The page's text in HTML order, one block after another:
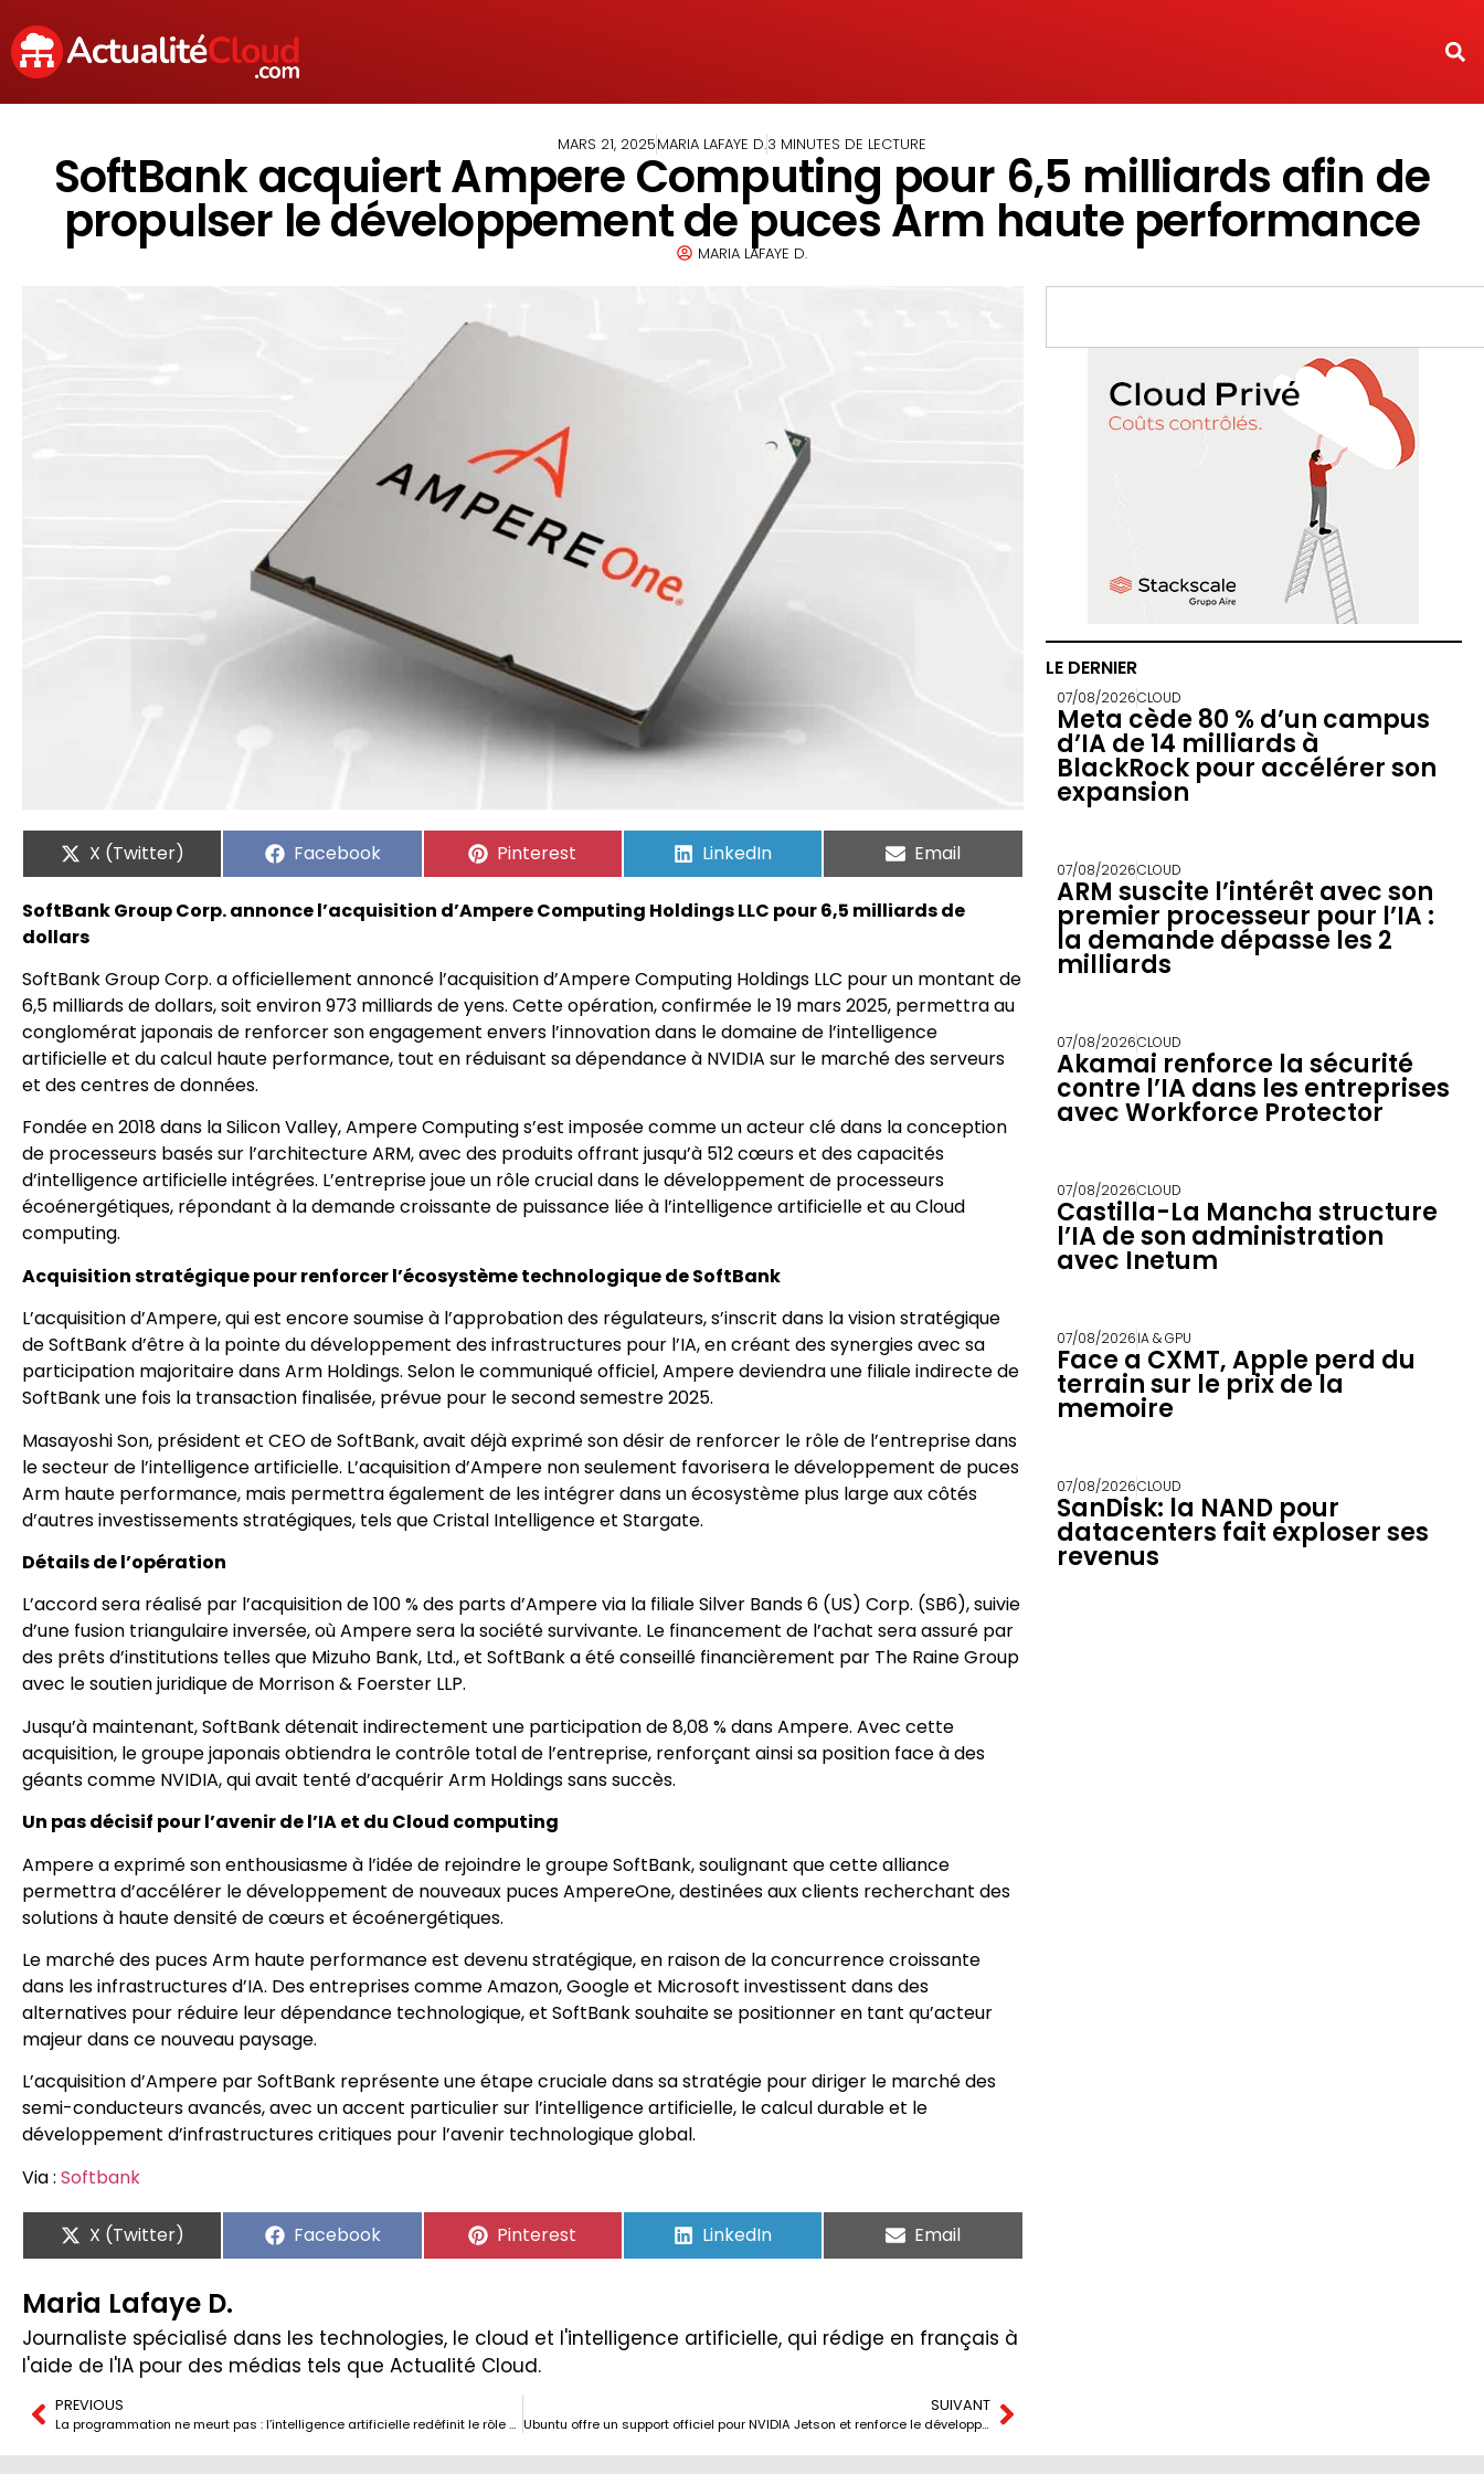
MARS 21, 2025MARIA LAFAYE D.3 MINUTES DE LECTURE
SoftBank acquiert Ampere Computing pour 6,5 milliards afin de
propulser le développement de puces Arm haute performance
MARIA LAFAYE D.
X (Twitter) Facebook Pinterest LinkedIn Email
SoftBank Group Corp. annonce l’acquisition d’Ampere Computing Holdings LLC pour 6,5 milliards de
dollars
SoftBank Group Corp. a officiellement annoncé l’acquisition d’Ampere Computing Holdings LLC pour un montant de
6,5 milliards de dollars, soit environ 973 milliards de yens. Cette opération, confirmée le 19 mars 2025, permettra au
conglomérat japonais de renforcer son engagement envers l’innovation dans le domaine de l’intelligence
artificielle et du calcul haute performance, tout en réduisant sa dépendance à NVIDIA sur le marché des serveurs
et des centres de données.
Fondée en 2018 dans la Silicon Valley, Ampere Computing s’est imposée comme un acteur clé dans la conception
de processeurs basés sur l’architecture ARM, avec des produits offrant jusqu’à 512 cœurs et des capacités
d’intelligence artificielle intégrées. L’entreprise joue un rôle crucial dans le développement de processeurs
écoénergétiques, répondant à la demande croissante de puissance liée à l’intelligence artificielle et au Cloud
computing.
Acquisition stratégique pour renforcer l’écosystème technologique de SoftBank
L’acquisition d’Ampere, qui est encore soumise à l’approbation des régulateurs, s’inscrit dans la vision stratégique
de SoftBank d’être à la pointe du développement des infrastructures pour l’IA, en créant des synergies avec sa
participation majoritaire dans Arm Holdings. Selon le communiqué officiel, Ampere deviendra une filiale indirecte de
SoftBank une fois la transaction finalisée, prévue pour le second semestre 2025.
Masayoshi Son, président et CEO de SoftBank, avait déjà exprimé son désir de renforcer le rôle de l’entreprise dans
le secteur de l’intelligence artificielle. L’acquisition d’Ampere non seulement favorisera le développement de puces
Arm haute performance, mais permettra également de les intégrer dans un écosystème plus large aux côtés
d’autres investissements stratégiques, tels que Cristal Intelligence et Stargate.
Détails de l’opération
L’accord sera réalisé par l’acquisition de 100 % des parts d’Ampere via la filiale Silver Bands 6 (US) Corp. (SB6), suivie
d’une fusion triangulaire inversée, où Ampere sera la société survivante. Le financement de l’achat sera assuré par
des prêts d’institutions telles que Mizuho Bank, Ltd., et SoftBank a été conseillé financièrement par The Raine Group
avec le soutien juridique de Morrison & Foerster LLP.
Jusqu’à maintenant, SoftBank détenait indirectement une participation de 8,08 % dans Ampere. Avec cette
acquisition, le groupe japonais obtiendra le contrôle total de l’entreprise, renforçant ainsi sa position face à des
géants comme NVIDIA, qui avait tenté d’acquérir Arm Holdings sans succès.
Un pas décisif pour l’avenir de l’IA et du Cloud computing
Ampere a exprimé son enthousiasme à l’idée de rejoindre le groupe SoftBank, soulignant que cette alliance
permettra d’accélérer le développement de nouveaux puces AmpereOne, destinées aux clients recherchant des
solutions à haute densité de cœurs et écoénergétiques.
Le marché des puces Arm haute performance est devenu stratégique, en raison de la concurrence croissante
dans les infrastructures d’IA. Des entreprises comme Amazon, Google et Microsoft investissent dans des
alternatives pour réduire leur dépendance technologique, et SoftBank souhaite se positionner en tant qu’acteur
majeur dans ce nouveau paysage.
L’acquisition d’Ampere par SoftBank représente une étape cruciale dans sa stratégie pour diriger le marché des
semi-conducteurs avancés, avec un accent particulier sur l’intelligence artificielle, le calcul durable et le
développement d’infrastructures critiques pour l’avenir technologique global.
Via : Softbank
X (Twitter) Facebook Pinterest LinkedIn Email
Maria Lafaye D.
Journaliste spécialisé dans les technologies, le cloud et l'intelligence artificielle, qui rédige en français à
l'aide de l'IA pour des médias tels que Actualité Cloud.
PREVIOUS
La programmation ne meurt pas : l’intelligence artificielle redéfinit le rôle du développeur
SUIVANT
Ubuntu offre un support officiel pour NVIDIA Jetson et renforce le développement de l’IA en edge.
LE DERNIER
07/08/2026CLOUD
Meta cède 80 % d’un campus
d’IA de 14 milliards à
BlackRock pour accélérer son
expansion
07/08/2026CLOUD
ARM suscite l’intérêt avec son
premier processeur pour l’IA :
la demande dépasse les 2
milliards
07/08/2026CLOUD
Akamai renforce la sécurité
contre l’IA dans les entreprises
avec Workforce Protector
07/08/2026CLOUD
Castilla-La Mancha structure
l’IA de son administration
avec Inetum
07/08/2026IA & GPU
Face a CXMT, Apple perd du
terrain sur le prix de la
memoire
07/08/2026CLOUD
SanDisk: la NAND pour
datacenters fait exploser ses
revenus